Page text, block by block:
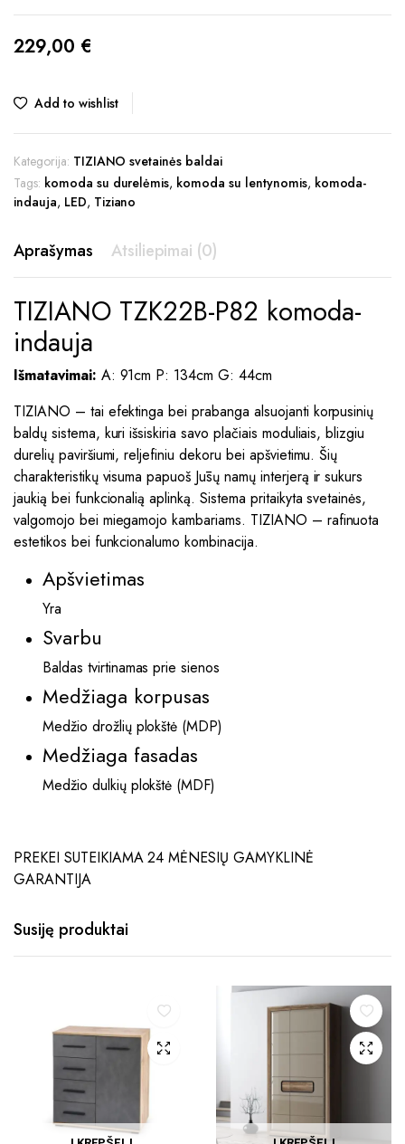
229,00 €
Add to wishlist
Kategorija: TIZIANO svetainės baldai
Tags: komoda su durelėmis, komoda su lentynomis, komoda-
indauja, LED, Tiziano
Aprašymas Atsiliepimai (0)
TIZIANO TZK22B-P82 komoda-
indauja
Išmatavimai: A: 91cm P: 134cm G: 44cm
TIZIANO – tai efektinga bei prabanga alsuojanti korpusinių
baldų sistema, kuri išsiskiria savo plačiais moduliais, blizgiu
durelių paviršiumi, reljefiniu dekoru bei apšvietimu. Šių
charakteristikų visuma papuoš Jūsų namų interjerą ir sukurs
jaukią bei funkcionalią aplinką. Sistema pritaikyta svetainės,
valgomojo bei miegamojo kambariams. TIZIANO – rafinuota
estetikos bei funkcionalumo kombinacija.
Apšvietimas
Yra
Svarbu
Baldas tvirtinamas prie sienos
Medžiaga korpusas
Medžio drožlių plokštė (MDP)
Medžiaga fasadas
Medžio dulkių plokštė (MDF)
PREKEI SUTEIKIAMA 24 MĖNESIŲ GAMYKLINĖ
GARANTIJA
Susiję produktai